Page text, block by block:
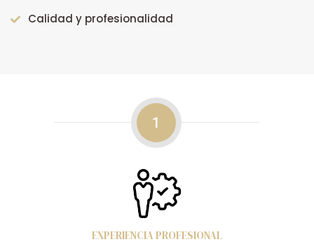
Calidad y profesionalidad
1
EXPERIENCIA PROFESIONAL